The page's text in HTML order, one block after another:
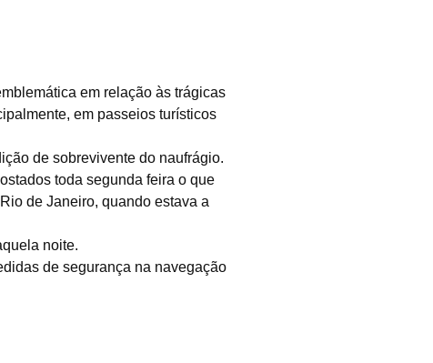
em relação às trágicas
em passeios turísticos
de sobrevivente do naufrágio.
toda segunda feira o que
de Janeiro, quando estava a
noite.
de segurança na navegação